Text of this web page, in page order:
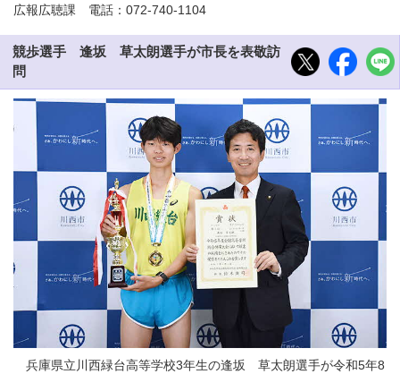
広報広聴課 電話：072-740-1104
競歩選手 逢坂 草太朗選手が市長を表敬訪
問
兵庫県立川西緑台高等学校3年生の逢坂 草太朗選手が令和5年8